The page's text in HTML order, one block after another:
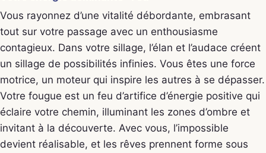
Vous rayonnez d’une vitalité débordante, embrasant
tout sur votre passage avec un enthousiasme
contagieux. Dans votre sillage, l’élan et l’audace créent
un sillage de possibilités infinies. Vous êtes une force
motrice, un moteur qui inspire les autres à se dépasser.
Votre fougue est un feu d’artifice d’énergie positive qui
éclaire votre chemin, illuminant les zones d’ombre et
invitant à la découverte. Avec vous, l’impossible
devient réalisable, et les rêves prennent forme sous